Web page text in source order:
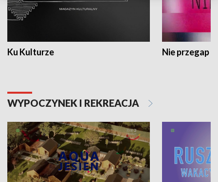
Ku Kulturze Nie przegap
WYPOCZYNEK I REKREACJA